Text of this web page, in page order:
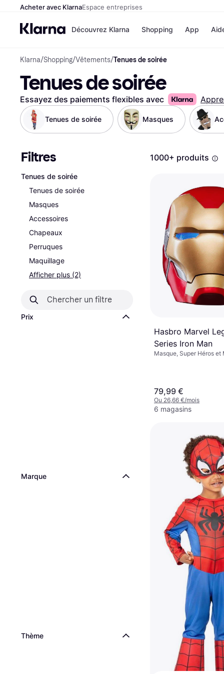
Acheter avec KlarnaEspace entreprises
Découvrez Klarna
Options de paiement
Toutes les options de
Payer maintenant
Paiement en 3 fois
Paiement à 30 jours
Klarna sur Apple Pay
Shopping
Temu
JD Sports
Voir tous les
App
Klarna/Shopping/Vêtements/Tenues de soirée
Tenues de soirée
Essayez des paiements flexibles avec
Tenues de soirée Masques
Filtres
Tenues de soirée
Tenues de soirée
Masques
Accessoires
Chapeaux
Perruques
Maquillage
Afficher plus (2)
Prix
Marque
Thème
1000+ produits
Hasbro Marvel
Series Iron Man
Masque, Super Héros et
79,99 €
Ou 26,66 €/mois
6 magasins